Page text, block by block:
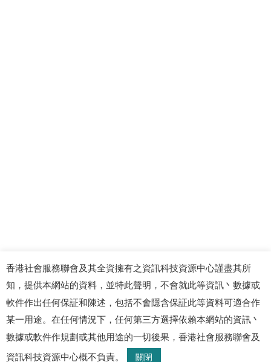
© 2026 資訊科技資源中心. 版權所有
香港社會服務聯會及其全資擁有之資訊科技資源中心謹盡其所
知，提供本網站的資料，並特此聲明，不會就此等資訊丶數據或
軟件作出任何保証和陳述，包括不會隱含保証此等資料可適合作
某一用途。在任何情況下，任何第三方選擇依賴本網站的資訊丶
數據或軟件作規劃或其他用途的一切後果，香港社會服務聯會及
資訊科技資源中心概不負責。
關閉